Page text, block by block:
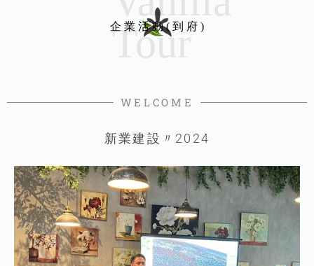
企 業 活 動 ( 到 府 )
WELCOME
新業建設〃2024